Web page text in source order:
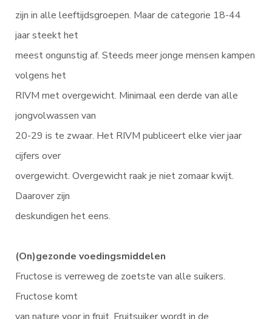
zijn in alle leeftijdsgroepen. Maar de categorie 18-44
jaar steekt het
meest ongunstig af. Steeds meer jonge mensen kampen
volgens het
RIVM met overgewicht. Minimaal een derde van alle
jongvolwassen van
20-29 is te zwaar. Het RIVM publiceert elke vier jaar
cijfers over
overgewicht. Overgewicht raak je niet zomaar kwijt.
Daarover zijn
deskundigen het eens.
(On)gezonde voedingsmiddelen
Fructose is verreweg de zoetste van alle suikers.
Fructose komt
van nature voor in fruit. Fruitsuiker wordt in de